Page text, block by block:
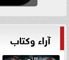
آراء وكتاب